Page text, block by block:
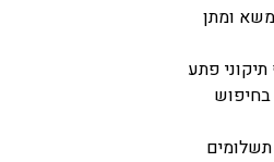
ומתן
פתע
תשלומים